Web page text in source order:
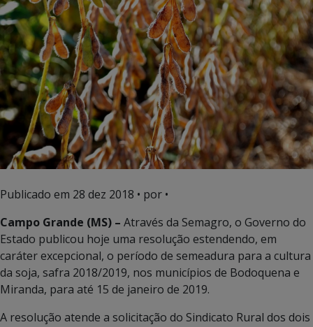
Publicado em 28 dez 2018 • por •
Campo Grande (MS) – Através da Semagro, o Governo do
Estado publicou hoje uma resolução estendendo, em
caráter excepcional, o período de semeadura para a cultura
da soja, safra 2018/2019, nos municípios de Bodoquena e
Miranda, para até 15 de janeiro de 2019.
A resolução atende a solicitação do Sindicato Rural dos dois